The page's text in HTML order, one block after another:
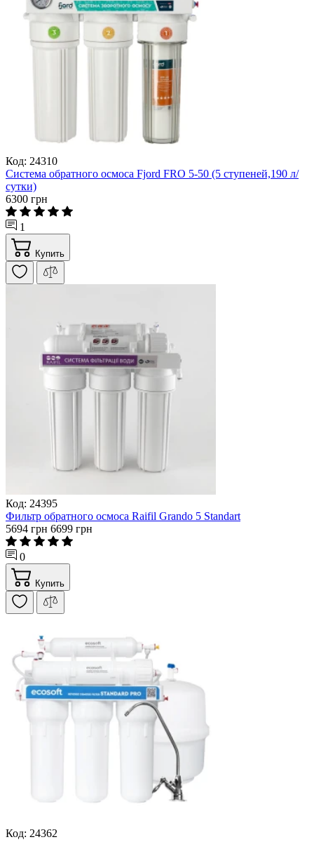
Код: 24310
Система обратного осмоса Fjord FRO 5-50 (5 ступеней,190 л/
сутки)
6300 грн
1
Купить
Код: 24395
Фильтр обратного осмоса Raifil Grando 5 Standart
5694 грн 6699 грн
0
Купить
Код: 24362